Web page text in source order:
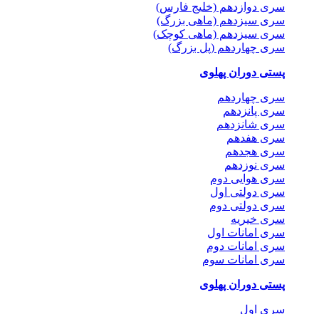
سری دوازدهم (خلیج فارس)
سری سیزدهم (ماهی بزرگ)
سری سیزدهم (ماهی کوچک)
سری چهاردهم (پل بزرگ)
پستی دوران پهلوی
سری چهاردهم
سری پانزدهم
سری شانزدهم
سری هفدهم
سری هجدهم
سری نوزدهم
سری هوایی دوم
سری دولتی اول
سری دولتی دوم
سری خیریه
سری امانات اول
سری امانات دوم
سری امانات سوم
پستی دوران پهلوی
سری اول